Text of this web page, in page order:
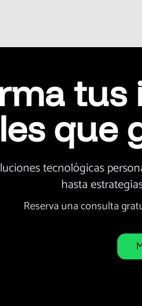
tus
que
tecnológicas
hasta
Reserva una consulta